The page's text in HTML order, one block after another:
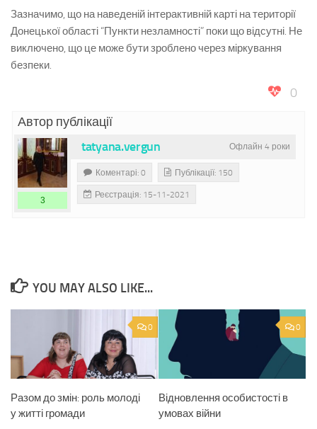
Зазначимо, що на наведеній інтерактивній карті на території
Донецької області “Пункти незламності” поки що відсутні. Не
виключено, що це може бути зроблено через міркування
безпеки.
0
Автор публікації
Офлайн 4 роки
tatyana.vergun
3
Коментарі: 0 Публікації: 150
Реєстрація: 15-11-2021
YOU MAY ALSO LIKE...
0
Разом до змін: роль молоді
у житті громади
0
Відновлення особистості в
умовах війни